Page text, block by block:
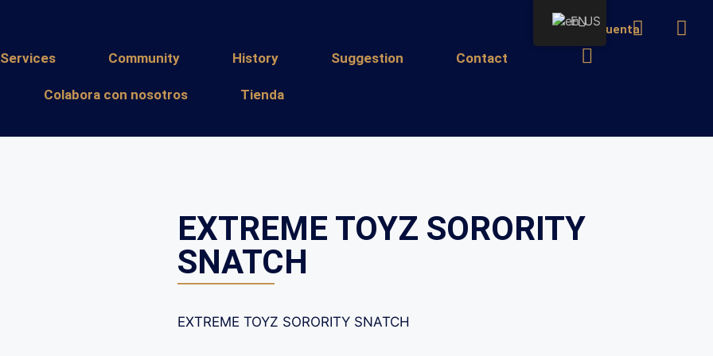
Mi cuenta
Services Community History Suggestion Contact
Colabora con nosotros Tienda
EXTREME TOYZ SORORITY
SNATCH
EXTREME TOYZ SORORITY SNATCH
EN